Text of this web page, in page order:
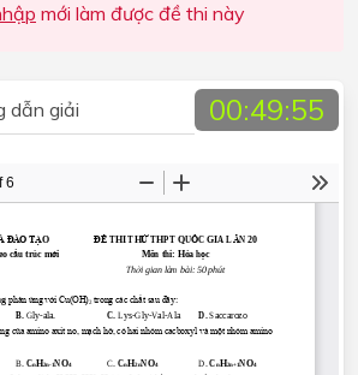
mới làm được đề thi này
dẫn giải 00:49:55